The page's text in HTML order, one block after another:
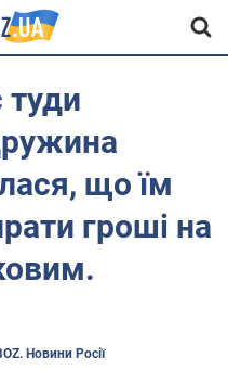
що їм
гроші на
Новини Росії